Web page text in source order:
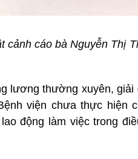
cảnh cáo bà Nguyễn Thị
lương thường xuyên,
viện chưa thực hiện
động làm việc trong